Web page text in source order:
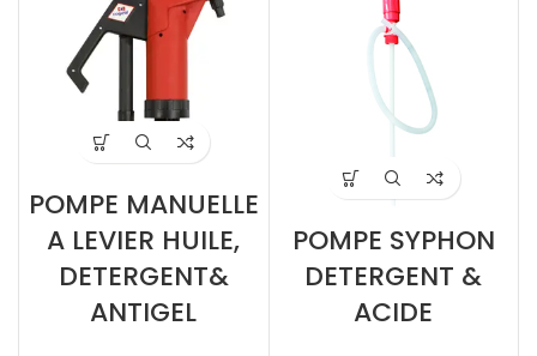
POMPE MANUELLE
A LEVIER HUILE,
DETERGENT&
ANTIGEL
POMPE SYPHON
DETERGENT &
ACIDE